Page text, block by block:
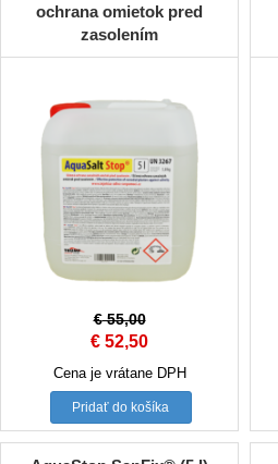
ochrana omietok pred
zasolením
€55,00
Original
price
was:
€ 55,00.
€ 52,50Current
price
is:
€ 52,50.
Cena je vrátane DPH
Pridať do košíka